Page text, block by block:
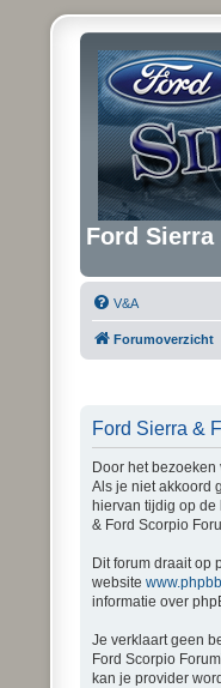
Ford
V&A
Forumoverzicht
Ford Sierra &
Door het bezoeken
Als je niet akkoord
hiervan tijdig op
& Ford Scorpio
Dit forum draait op
website
informatie over
Je verklaart geen
Ford Scorpio
kan je provider